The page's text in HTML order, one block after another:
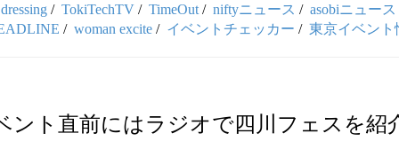
/ TokiTechTV / TimeOut / niftyニュース / asobiニュース
/ woman excite / イベントチェッカー / 東京イベント
ント直前にはラジオで四川フェスを紹